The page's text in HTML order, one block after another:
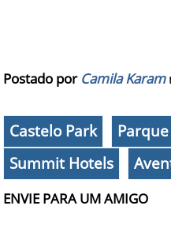
Postado por Camila Karam
Castelo Park
Summit Hotels
ENVIE PARA UM AMIGO